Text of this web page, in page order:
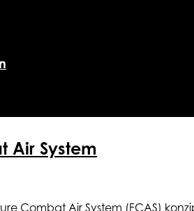
Air System
Combat Air System (FCAS)